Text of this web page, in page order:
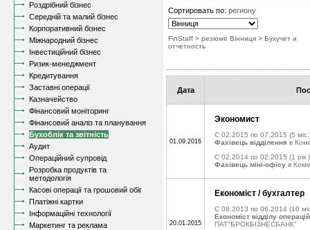
Роздрібний бізнес
Середній та малий бізнес
Корпоративний бізнес
Міжнародний бізнес
Інвестиційний бізнес
Ризик-менеджмент
Кредитування
Заставні операції
Казначейство
Фінансовий моніторинг
Фінансовий аналіз та планування
Бухоблік та звітність
Аудит
Операційний супровід
Розробка продуктів та
методологія
Касові операції та грошовий обіг
Платіжні картки
Інформаційні технології
Маркетинг та реклама
Сортировать по: региону
FinStaff > резюме Вінниця > Бухучет и
отчетность
Дата
01.09.2016
Экономист
C 02.2015 по 07.2015 (5
Фахівець відділення в
C 02.2014 по 02.2015 (1 рік )
Фахівець міні-офісу в
20.01.2015
Економіст / бухгалтер
C 08.2013 по 06.2014 (10
Економіст відділу
ПАТ"БРОКБІЗНЕСБАНК"